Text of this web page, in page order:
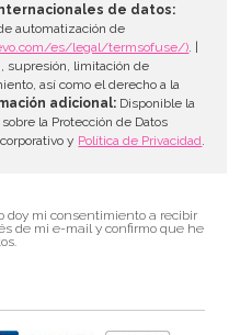
de datos:
automatización de
es/legal/termsofuse/). |
supresión, limitación de
así como el derecho a la
adicional: Disponible la
la Protección de Datos
y Política de Privacidad.
doy mi consentimiento a recibir
de mi e-mail y confirmo que he